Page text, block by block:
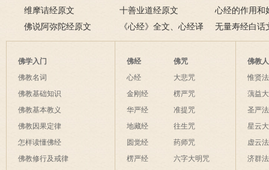
白话解释
维摩诘经原文 十善业道经原文
心经的作用和
经有什么作用
佛说阿弥陀经原文
《心经》全文、心经译
文解释
无量寿经白话
佛学入门
佛教名词
佛教基础知识
佛教基本教义
佛教因果定律
怎样读懂佛经
佛教修行及戒律
佛经
心经
金刚经
华严经
地藏经
圆觉经
楞严经
佛咒
大悲咒
楞严咒
准提咒
往生咒
药师咒
六字大明咒
佛教
惟贤
蕅益
圣严
星云
虚云
济群